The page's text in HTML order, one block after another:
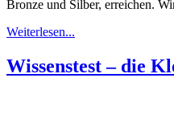
Bronze und Silber, erreichen.
Weiterlesen...
Wissenstest – die